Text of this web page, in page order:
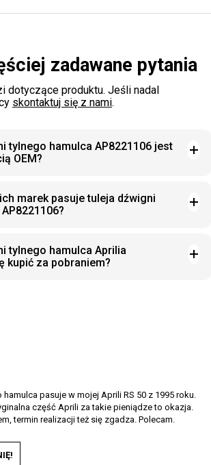
zadawane pytania
dotyczące produktu. Jeśli nadal
skontaktuj się z nami.
tylnego hamulca AP8221106 jest
OEM?
marek pasuje tuleja dźwigni
tylnego hamulca Aprilia
kupić za pobraniem?
hamulca pasuje w mojej Aprili RS 50 z 1995 roku.
część Aprili za takie pieniądze to okazja.
termin realizacji też się zgadza. Polecam.